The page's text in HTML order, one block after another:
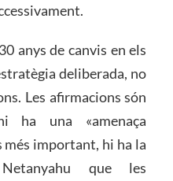
anys de canvis en els
deliberada, no
Les afirmacions són
ha una «amenaça
més important, hi ha la
que les